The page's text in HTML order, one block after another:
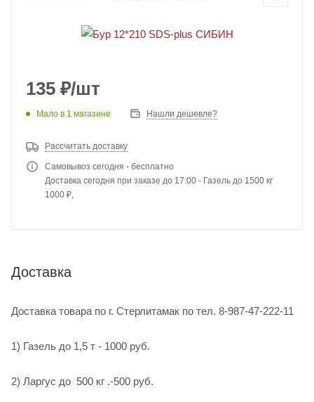
135 ₽/шт
Мало в 1 магазине Нашли дешевле?
Рассчитать доставку
Самовывоз сегодня - бесплатно
Доставка сегодня при заказе до 17:00 - Газель до 1500 кг
1000 ₽,
Доставка
Доставка товара по г. Стерлитамак по тел. 8-987-47-222-11
1) Газель до 1,5 т - 1000 руб.
2) Ларгус до 500 кг .-500 руб.